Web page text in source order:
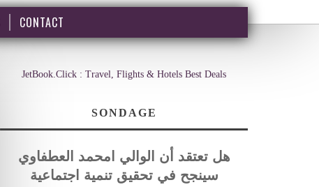
CONTACT
JetBook.Click : Travel, Flights & Hotels Best Deals
SONDAGE
هل تعتقد أن الوالي امحمد العطفاوي
سينجح في تحقيق تنمية اجتماعية